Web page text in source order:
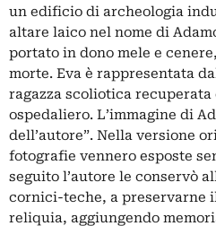
un edificio di archeologia
altare laico nel nome di
portato in dono mele e
morte. Eva è rappresentata
ragazza scoliotica
ospedaliero. L’immagine di
dell’autore”. Nella versione
fotografie vennero esposte
seguito l’autore le conservò
cornici-teche, a preservarne
reliquia, aggiungendo